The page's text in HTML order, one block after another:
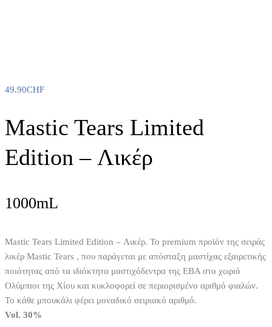
49.90CHF
Mastic Tears Limited
Edition – Λικέρ
1000mL
Mastic Tears Limited Edition – Λικέρ. Το premium προϊόν της σειράς
λικέρ Mastic Tears , που παράγεται με απόσταξη μαστίχας εξαιρετικής
ποιότητας από τα ιδιόκτητα μαστιχόδεντρα της ΕΒΑ στο χωριό
Ολύμπιοι της Χίου και κυκλοφορεί σε περιορισμένο αριθμό φιαλών.
Το κάθε μπουκάλι φέρει μοναδικό σειριακό αριθμό.
Vol. 30%